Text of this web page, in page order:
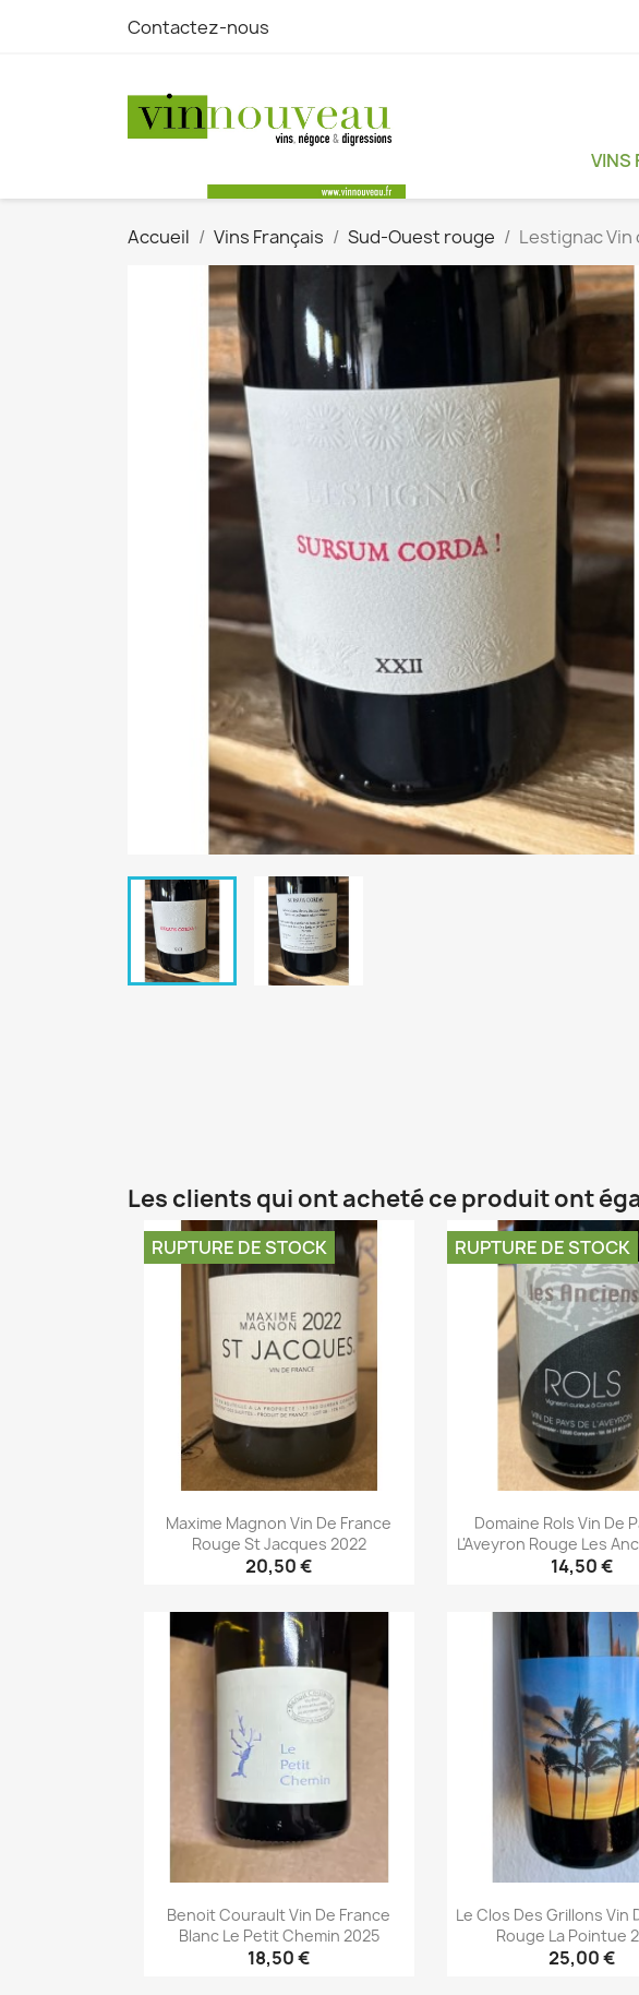
Contactez-nous
VINS
Accueil Vins Français Sud-Ouest rouge Lestignac Vin
Les clients qui ont acheté ce produit ont
Maxime Magnon Vin De France
Rouge St Jacques 2022
20,50 €
RUPTURE DE STOCK
Aperçu rapide
Domaine Rols Vin De
L'Aveyron Rouge Les
14,50 €
RUPTURE DE STOCK
Aperçu
Benoit Courault Vin De France
Blanc Le Petit Chemin 2025
18,50 €
Le Clos Des Grillons Vin
Rouge La Pointue
25,00 €